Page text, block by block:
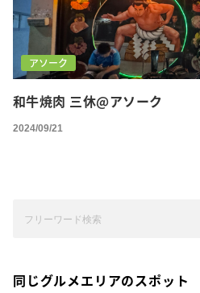
和牛焼肉 三休@アソーク
アソーク
2024/09/21
同じグルメエリアのスポット